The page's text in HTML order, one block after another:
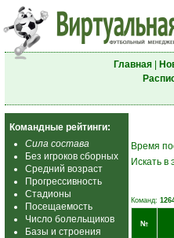
Главная|
Командные рейтинги:
Сила состава
Без игроков сборных
Средний возраст
Прогрессивность
Стадионы
Посещаемость
Число болельщиков
Базы и строения
Время
Искать в
Команд:
№